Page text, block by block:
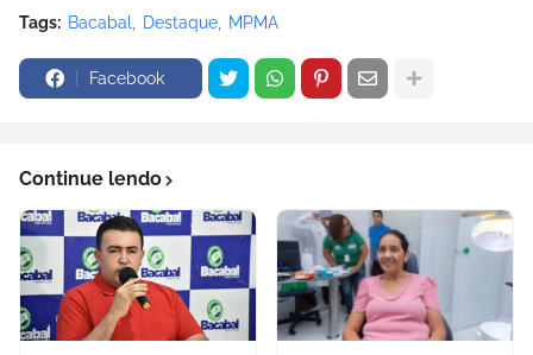
Tags: Bacabal Destaque MPMA
Facebook
Continue lendo